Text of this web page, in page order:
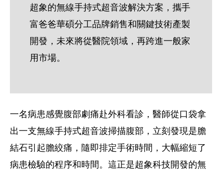
超象的無線手持式超音波解決方案，攜手
富爸爸華碩分工品牌銷售和關鍵技術產製
開發，未來將從醫院領域，再跨進一般家
用市場。
一名病患感覺腹部劇痛赴外科看診，醫師從口袋拿
出一支無線手持式超音波掃描腹部，立刻發現是膽
結石引起膽絞痛，隨即排定手術時間，大幅縮短了
病患檢驗的程序和時間。這正是超象科技開發的無